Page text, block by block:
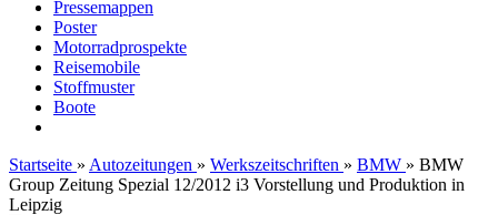
Pressemappen
Poster
Motorradprospekte
Reisemobile
Stoffmuster
Boote
Startseite » Autozeitungen » Werkszeitschriften » BMW » BMW
Group Zeitung Spezial 12/2012 i3 Vorstellung und Produktion in
Leipzig